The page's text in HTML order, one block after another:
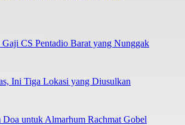
CS Pentadio Barat yang Nunggak
Ini Tiga Lokasi yang Diusulkan
untuk Almarhum Rachmat Gobel